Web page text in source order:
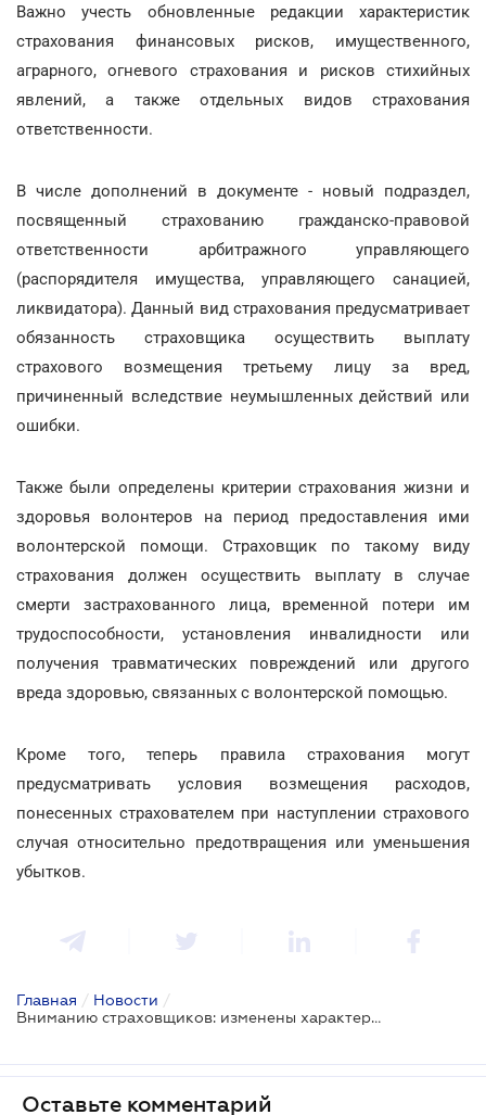
Важно учесть обновленные редакции характеристик
страхования финансовых рисков, имущественного,
аграрного, огневого страхования и рисков стихийных
явлений, а также отдельных видов страхования
ответственности.
В числе дополнений в документе - новый подраздел,
посвященный страхованию гражданско-правовой
ответственности арбитражного управляющего
(распорядителя имущества, управляющего санацией,
ликвидатора). Данный вид страхования предусматривает
обязанность страховщика осуществить выплату
страхового возмещения третьему лицу за вред,
причиненный вследствие неумышленных действий или
ошибки.
Также были определены критерии страхования жизни и
здоровья волонтеров на период предоставления ими
волонтерской помощи. Страховщик по такому виду
страхования должен осуществить выплату в случае
смерти застрахованного лица, временной потери им
трудоспособности, установления инвалидности или
получения травматических повреждений или другого
вреда здоровью, связанных с волонтерской помощью.
Кроме того, теперь правила страхования могут
предусматривать условия возмещения расходов,
понесенных страхователем при наступлении страхового
случая относительно предотвращения или уменьшения
убытков.
Главная / Новости /
Вниманию страховщиков: изменены характеристики и признаки отдельных видов добровольного страхования
Оставьте комментарий